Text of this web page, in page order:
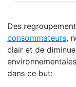
Des
consommateurs,
clair et de
dans ce but: